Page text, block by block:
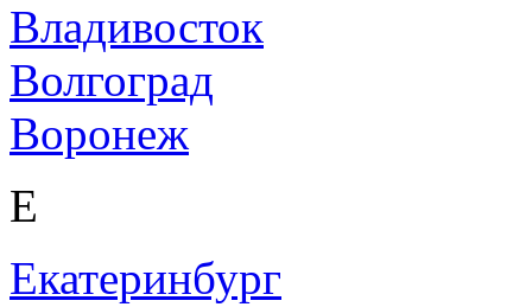
Владивосток
Волгоград
Воронеж
Е
Екатеринбург